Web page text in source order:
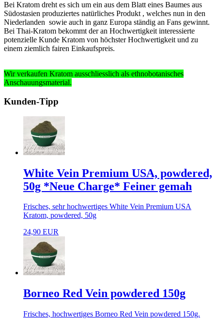
Bei Kratom dreht es sich um ein aus dem Blatt eines Baumes aus
Südostasien produziertes natürliches Produkt , welches nun in den
Niederlanden sowie auch in ganz Europa ständig an Fans gewinnt.
Bei Thai-Kratom bekommt der an Hochwertigkeit interessierte
potenzielle Kunde Kratom von höchster Hochwertigkeit und zu
einem ziemlich fairen Einkaufspreis.
Wir verkaufen Kratom ausschliesslich als ethnobotanisches
Anschauungsmaterial.
Kunden-Tipp
White Vein Premium USA, powdered,
50g *Neue Charge* Feiner gemah
Frisches, sehr hochwertiges White Vein Premium USA
Kratom, powdered, 50g
24,90 EUR
Borneo Red Vein powdered 150g
Frisches, hochwertiges Borneo Red Vein powdered 150g.